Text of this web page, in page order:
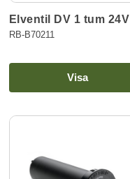
Elventil DV 1 tum 24V
RB-B70211
Visa